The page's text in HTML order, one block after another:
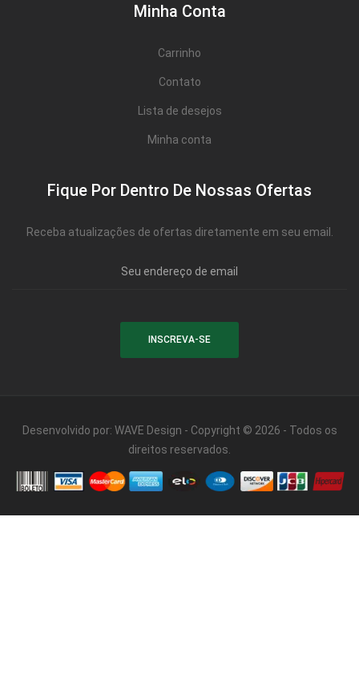
Minha Conta
Carrinho
Contato
Lista de desejos
Minha conta
Fique Por Dentro De Nossas Ofertas
Receba atualizações de ofertas diretamente em seu email.
Desenvolvido por: WAVE Design - Copyright © 2026 - Todos os
direitos reservados.